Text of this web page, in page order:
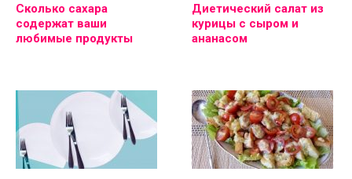
Сколько сахара
содержат ваши
любимые продукты
Диетический салат из
курицы с сыром и
ананасом